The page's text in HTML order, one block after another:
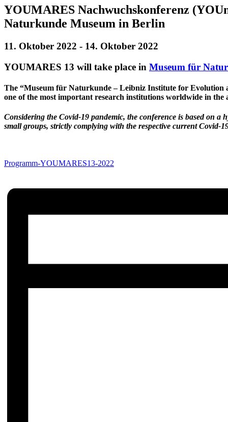
YOUMARES Nachwuchskonferenz
Naturkunde Museum in Berlin
11. Oktober 2022 - 14. Oktober 2022
YOUMARES 13 will take place in Museum für
The “Museum für Naturkunde – Leibniz Institute for Evolution
one of the most important research institutions worldwide in
Considering the Covid-19 pandemic, the conference is based on
small groups, strictly complying with the respective current Covid-
Programm-YOUMARES13-2022